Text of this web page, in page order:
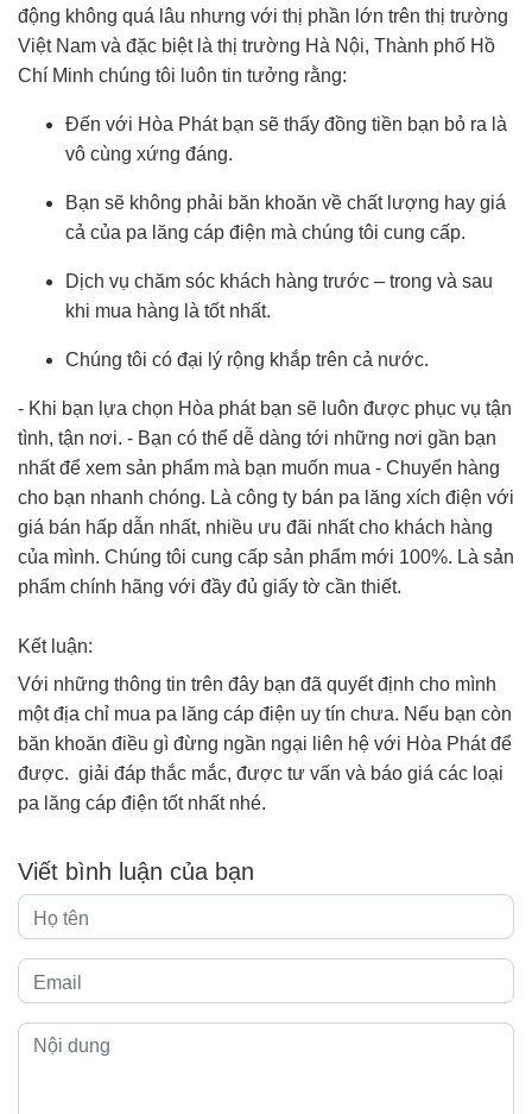
động không quá lâu nhưng với thị phần lớn trên thị trường
Việt Nam và đặc biệt là thị trường Hà Nội, Thành phố Hồ
Chí Minh chúng tôi luôn tin tưởng rằng:
Đến với Hòa Phát bạn sẽ thấy đồng tiền bạn bỏ ra là
vô cùng xứng đáng.
Bạn sẽ không phải băn khoăn về chất lượng hay giá
cả của pa lăng cáp điện mà chúng tôi cung cấp.
Dịch vụ chăm sóc khách hàng trước – trong và sau
khi mua hàng là tốt nhất.
Chúng tôi có đại lý rộng khắp trên cả nước.
- Khi bạn lựa chọn Hòa phát bạn sẽ luôn được phục vụ tận
tình, tận nơi. - Bạn có thể dễ dàng tới những nơi gần bạn
nhất để xem sản phẩm mà bạn muốn mua - Chuyển hàng
cho bạn nhanh chóng. Là công ty bán pa lăng xích điện với
giá bán hấp dẫn nhất, nhiều ưu đãi nhất cho khách hàng
của mình. Chúng tôi cung cấp sản phẩm mới 100%. Là sản
phẩm chính hãng với đầy đủ giấy tờ cần thiết.
Kết luận:
Với những thông tin trên đây bạn đã quyết định cho mình
một địa chỉ mua pa lăng cáp điện uy tín chưa. Nếu bạn còn
băn khoăn điều gì đừng ngần ngại liên hệ với Hòa Phát để
được. giải đáp thắc mắc, được tư vấn và báo giá các loại
pa lăng cáp điện tốt nhất nhé.
Viết bình luận của bạn